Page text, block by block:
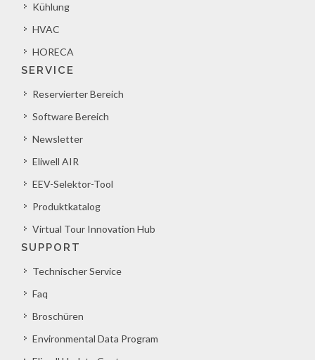
Kühlung
HVAC
HORECA
SERVICE
Reservierter Bereich
Software Bereich
Newsletter
Eliwell AIR
EEV-Selektor-Tool
Produktkatalog
Virtual Tour Innovation Hub
SUPPORT
Technischer Service
Faq
Broschüren
Environmental Data Program